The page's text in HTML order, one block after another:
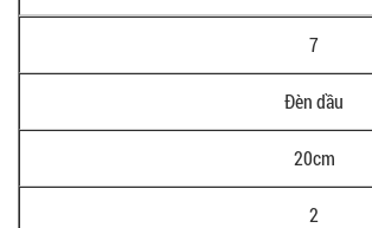
7
Đèn dầu
20cm
2